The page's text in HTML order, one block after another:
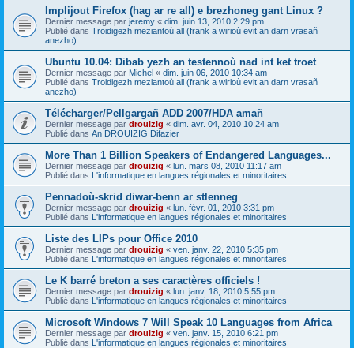
Implijout Firefox (hag ar re all) e brezhoneg gant Linux ?
Dernier message par jeremy « dim. juin 13, 2010 2:29 pm
Publié dans Troidigezh meziantoù all (frank a wirioù evit an darn vrasañ
anezho)
Ubuntu 10.04: Dibab yezh an testennoù nad int ket troet
Dernier message par Michel « dim. juin 06, 2010 10:34 am
Publié dans Troidigezh meziantoù all (frank a wirioù evit an darn vrasañ
anezho)
Télécharger/Pellgargañ ADD 2007/HDA amañ
Dernier message par drouizig « dim. avr. 04, 2010 10:24 am
Publié dans An DROUIZIG Difazier
More Than 1 Billion Speakers of Endangered Languages...
Dernier message par drouizig « lun. mars 08, 2010 11:17 am
Publié dans L'informatique en langues régionales et minoritaires
Pennadoù-skrid diwar-benn ar stlenneg
Dernier message par drouizig « lun. févr. 01, 2010 3:31 pm
Publié dans L'informatique en langues régionales et minoritaires
Liste des LIPs pour Office 2010
Dernier message par drouizig « ven. janv. 22, 2010 5:35 pm
Publié dans L'informatique en langues régionales et minoritaires
Le K barré breton a ses caractères officiels !
Dernier message par drouizig « lun. janv. 18, 2010 5:55 pm
Publié dans L'informatique en langues régionales et minoritaires
Microsoft Windows 7 Will Speak 10 Languages from Africa
Dernier message par drouizig « ven. janv. 15, 2010 6:21 pm
Publié dans L'informatique en langues régionales et minoritaires